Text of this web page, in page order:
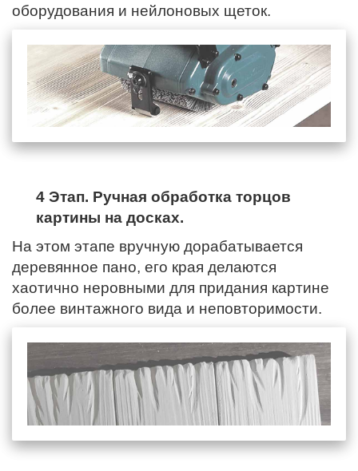
оборудования и нейлоновых щеток.
4 Этап. Ручная обработка торцов
картины на досках.
На этом этапе вручную дорабатывается
деревянное пано, его края делаются
хаотично неровными для придания картине
более винтажного вида и неповторимости.